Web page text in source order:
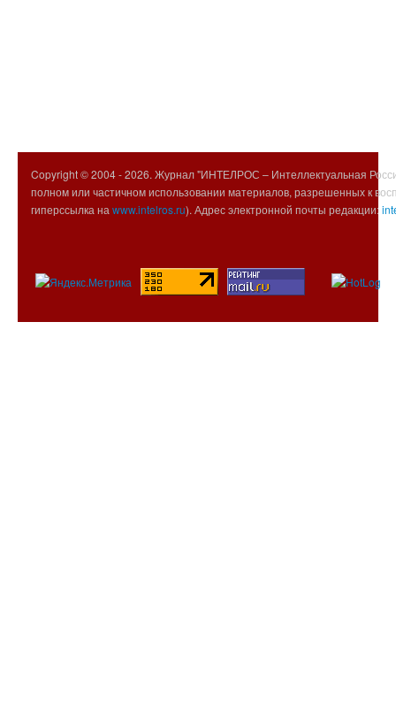
Copyright © 2004 -2026. Журнал "ИНТЕЛРОС – Интеллектуальная
полном или частичном использовании материалов, разрешенных к
гиперссылка на www.intelros.ru). Адрес электронной почты редакции: